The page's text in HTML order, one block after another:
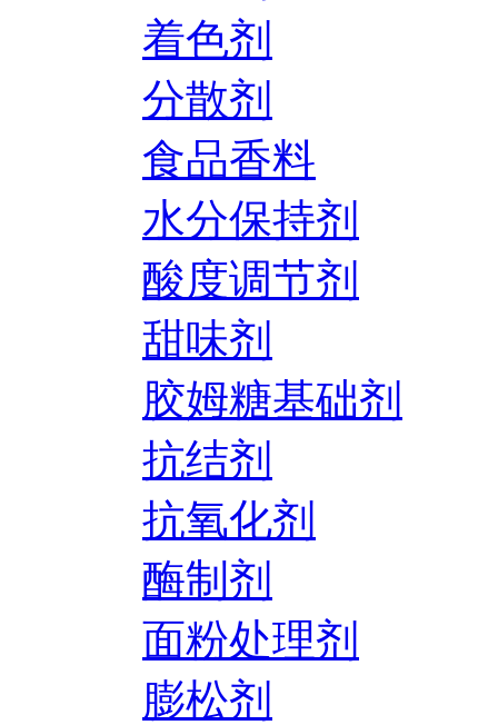
着色剂
分散剂
食品香料
水分保持剂
酸度调节剂
甜味剂
胶姆糖基础剂
抗结剂
抗氧化剂
酶制剂
面粉处理剂
膨松剂